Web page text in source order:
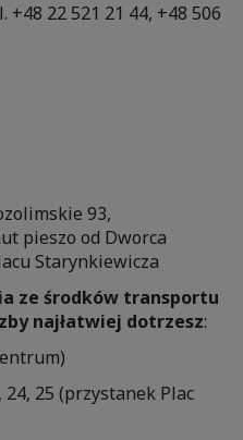
22 521 21 44, +48 506
93,
pieszo od Dworca
Starynkiewicza
ze środków transportu
najłatwiej dotrzesz:
24, 25 (przystanek Plac